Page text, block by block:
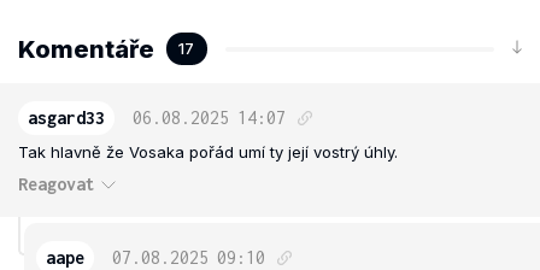
Komentáře 17
asgard33 06.08.2025 14:07
Tak hlavně že Vosaka pořád umí ty její vostrý úhly.
Reagovat
aape 07.08.2025 09:10